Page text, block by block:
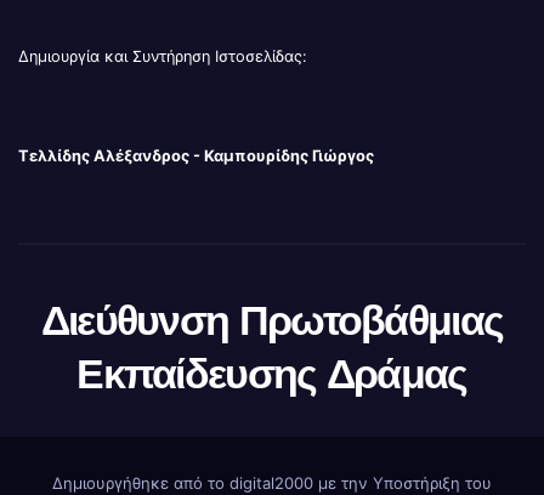
Δημιουργία και Συντήρηση Ιστοσελίδας:
Τελλίδης Αλέξανδρος - Καμπουρίδης Γιώργος
Διεύθυνση Πρωτοβάθμιας
Εκπαίδευσης Δράμας
Δημιουργήθηκε από το digital2000 με την Υποστήριξη του